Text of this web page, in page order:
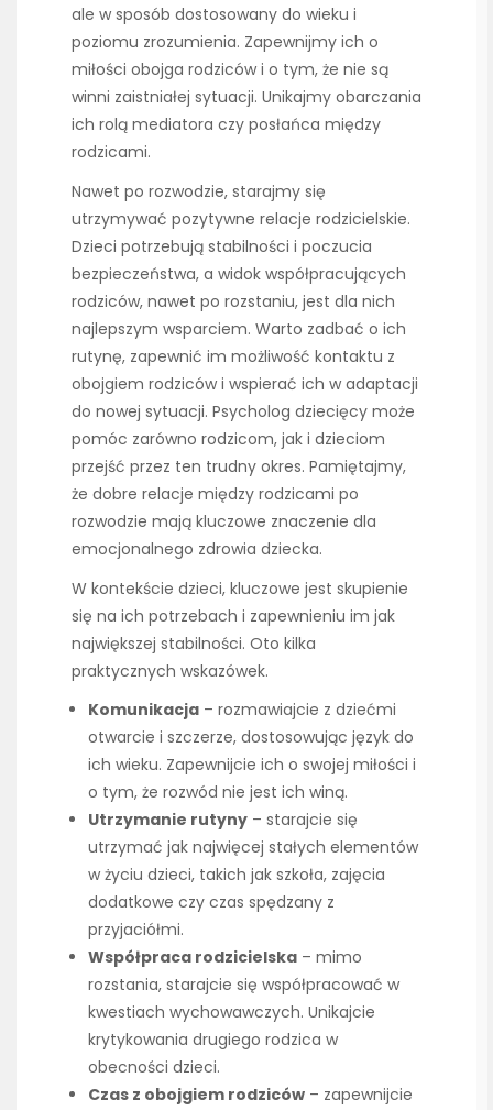
ale w sposób dostosowany do wieku i
poziomu zrozumienia. Zapewnijmy ich o
miłości obojga rodziców i o tym, że nie są
winni zaistniałej sytuacji. Unikajmy obarczania
ich rolą mediatora czy posłańca między
rodzicami.
Nawet po rozwodzie, starajmy się
utrzymywać pozytywne relacje rodzicielskie.
Dzieci potrzebują stabilności i poczucia
bezpieczeństwa, a widok współpracujących
rodziców, nawet po rozstaniu, jest dla nich
najlepszym wsparciem. Warto zadbać o ich
rutynę, zapewnić im możliwość kontaktu z
obojgiem rodziców i wspierać ich w adaptacji
do nowej sytuacji. Psycholog dziecięcy może
pomóc zarówno rodzicom, jak i dzieciom
przejść przez ten trudny okres. Pamiętajmy,
że dobre relacje między rodzicami po
rozwodzie mają kluczowe znaczenie dla
emocjonalnego zdrowia dziecka.
W kontekście dzieci, kluczowe jest skupienie
się na ich potrzebach i zapewnieniu im jak
największej stabilności. Oto kilka
praktycznych wskazówek.
Komunikacja – rozmawiajcie z dziećmi
otwarcie i szczerze, dostosowując język do
ich wieku. Zapewnijcie ich o swojej miłości i
o tym, że rozwód nie jest ich winą.
Utrzymanie rutyny – starajcie się
utrzymać jak najwięcej stałych elementów
w życiu dzieci, takich jak szkoła, zajęcia
dodatkowe czy czas spędzany z
przyjaciółmi.
Współpraca rodzicielska – mimo
rozstania, starajcie się współpracować w
kwestiach wychowawczych. Unikajcie
krytykowania drugiego rodzica w
obecności dzieci.
Czas z obojgiem rodziców – zapewnijcie